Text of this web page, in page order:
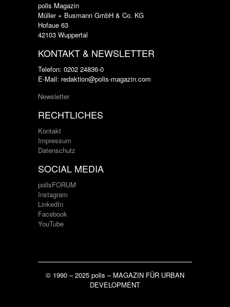
polis Magazin
Müller + Busmann GmbH & Co. KG
Hofaue 63
42103 Wuppertal
KONTAKT & NEWSLETTER
Telefon: 0202 24836-0
E-Mail: redaktion@polis-magazin.com
Newsletter
RECHTLICHES
Kontakt
Impressum
Datenschutz
SOCIAL MEDIA
polisFORUM
Instagram
LinkedIn
Facebook
YouTube
© 1990 – 2025 polis – MAGAZIN FÜR URBAN
DEVELOPMENT